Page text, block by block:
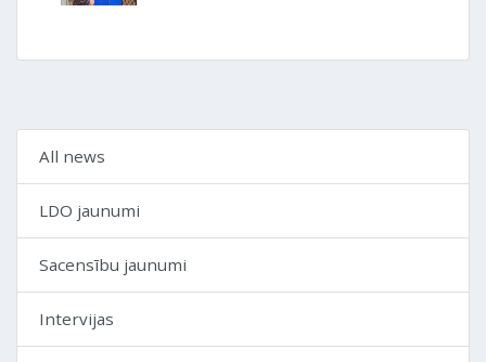
All news
LDO jaunumi
Sacensību jaunumi
Intervijas